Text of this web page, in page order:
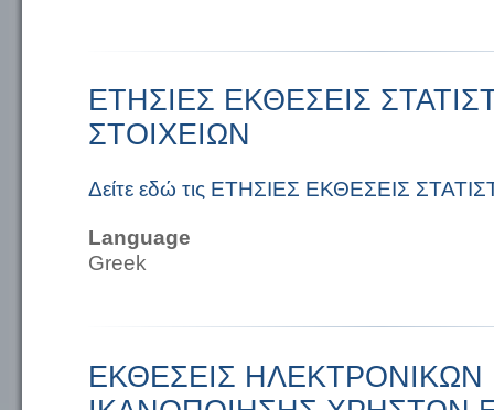
ΕΤΗΣΙΕΣ ΕΚΘΕΣΕΙΣ
ΣΤΟΙΧΕΙΩΝ
Δείτε εδώ τις ΕΤΗΣΙΕΣ ΕΚΘΕΣΕΙΣ
Language
Greek
ΕΚΘΕΣΕΙΣ